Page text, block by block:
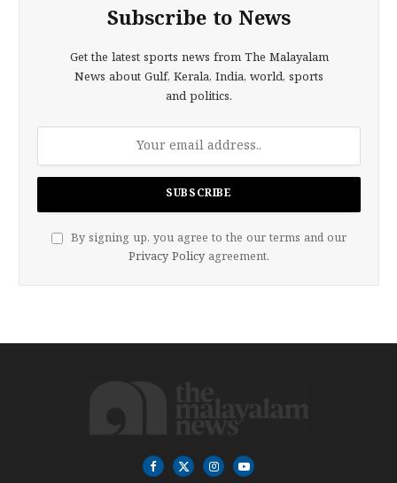
Subscribe to News
Get the latest sports news from The Malayalam
News about Gulf, Kerala, India, world, sports
and politics.
By signing up, you agree to the our terms and our
Privacy Policy agreement.
Facebook
X
InstagramYouTube